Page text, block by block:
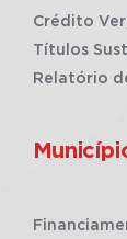
Crédito
Títulos
Relatório